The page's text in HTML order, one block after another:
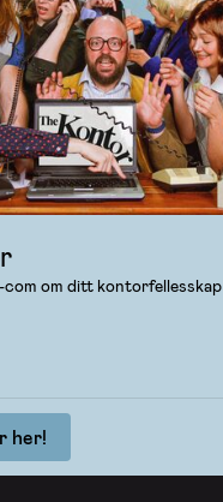
om ditt kontorfellesskap
her!